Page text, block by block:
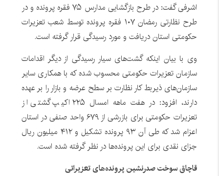
اشرفی گفت: در طرح بازگشایی مدارس ۷۵ فقره پرونده و در
طرح نظارتی رمضان ۱۰۷ فقره پرونده توسط شعب تعزیرات
حکومتی استان دریافت و مورد رسیدگی قرار گرفته است.
وی با بیان اینکه گشت‌های سیار رسیدگی از دیگر اقدامات
سازمان تعزیرات حکومتی محسوب شده که با همکاری سایر
سازمان‌های ذیربط کار نظارت بر سطح عرضه و بازار را بر عهده
دارند، افزود: در هفت ماهه امسال ۲۲۵ اکیپ گشتی از
تعزیرات حکومتی برای بازرشی از ۶۷۹ واحد صنفی در استان
اعزام شد که طی آن ۹۳ پرونده تشکیل و ۴۱۲ میلیون ریال
جزای نقدی برای این پرونده‌ها در نظر گرفته شده است.
قاچاق سوخت صدرنشین پرونده‌های تعزیراتی